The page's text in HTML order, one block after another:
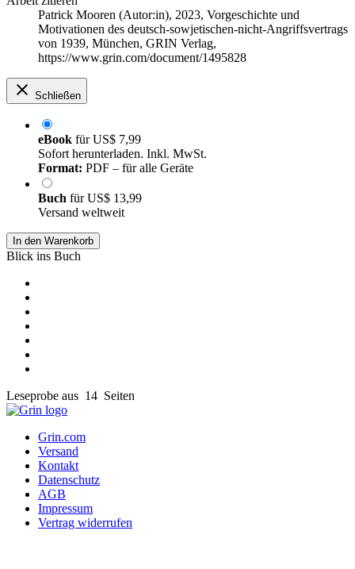
Patrick Mooren (Autor:in), 2023, Vorgeschichte und
Motivationen des deutsch-sowjetischen-nicht-Angriffsvertrags
von 1939, München, GRIN Verlag,
https://www.grin.com/document/1495828
Schließen
eBook fürUS$ 7,99
Sofort herunterladen. Inkl. MwSt.
Format: PDF – für alle Geräte
Buch fürUS$ 13,99
Versand weltweit
In den Warenkorb
Blick ins Buch
Leseprobe aus 14 Seiten
Grin.com
Versand
Kontakt
Datenschutz
AGB
Impressum
Vertrag widerrufen